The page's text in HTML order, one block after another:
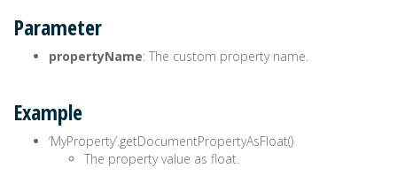
Parameter
propertyName: The custom property name.
Example
‘MyProperty’.getDocumentPropertyAsFloat()
The property value as float.